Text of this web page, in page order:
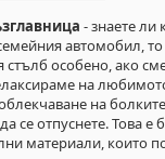
- знаете
автомобил,
особено, ако
на
на
се отпуснете. Това
материали, които